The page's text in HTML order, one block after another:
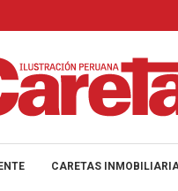
CARETAS